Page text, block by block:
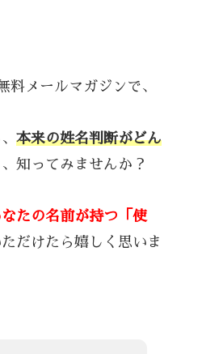
料メールマガジンで、
本来の姓名判断がどん
、知ってみませんか？
たの名前が持つ「使
だけたら嬉しく思いま